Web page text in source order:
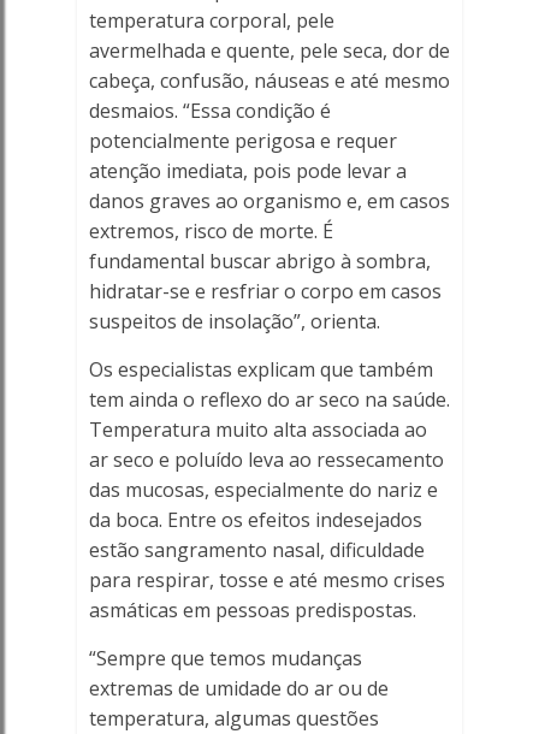
temperatura corporal, pele
avermelhada e quente, pele seca, dor de
cabeça, confusão, náuseas e até mesmo
desmaios. “Essa condição é
potencialmente perigosa e requer
atenção imediata, pois pode levar a
danos graves ao organismo e, em casos
extremos, risco de morte. É
fundamental buscar abrigo à sombra,
hidratar-se e resfriar o corpo em casos
suspeitos de insolação”, orienta.
Os especialistas explicam que também
tem ainda o reflexo do ar seco na saúde.
Temperatura muito alta associada ao
ar seco e poluído leva ao ressecamento
das mucosas, especialmente do nariz e
da boca. Entre os efeitos indesejados
estão sangramento nasal, dificuldade
para respirar, tosse e até mesmo crises
asmáticas em pessoas predispostas.
“Sempre que temos mudanças
extremas de umidade do ar ou de
temperatura, algumas questões